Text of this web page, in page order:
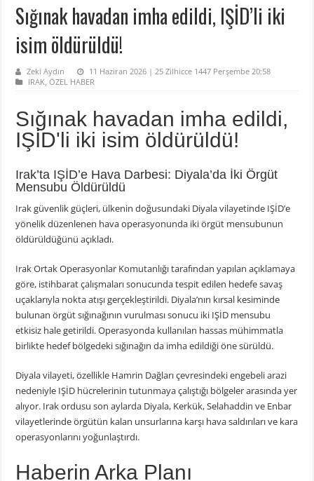
Sığınak havadan imha edildi, IŞİD’li iki
isim öldürüldü!
Zeki Aydın
11 Haziran 2026 | 25 Zilhicce 1447 Perşembe 20:58
IRAK ,ÖZEL HABER
Sığınak havadan imha edildi,
IŞİD'li iki isim öldürüldü!
Irak’ta IŞİD’e Hava Darbesi: Diyala’da İki Örgüt
Mensubu Öldürüldü
Irak güvenlik güçleri, ülkenin doğusundaki Diyala vilayetinde IŞİD’e
yönelik düzenlenen hava operasyonunda iki örgüt mensubunun
öldürüldüğünü açıkladı.
Irak Ortak Operasyonlar Komutanlığı tarafından yapılan açıklamaya
göre, istihbarat çalışmaları sonucunda tespit edilen hedefe savaş
uçaklarıyla nokta atışı gerçekleştirildi. Diyala’nın kırsal kesiminde
bulunan örgüt sığınağının vurulması sonucu iki IŞİD mensubu
etkisiz hale getirildi. Operasyonda kullanılan hassas mühimmatla
birlikte hedef bölgedeki sığınağın da imha edildiği öne sürüldü.
Diyala vilayeti, özellikle Hamrin Dağları çevresindeki engebeli arazi
nedeniyle IŞİD hücrelerinin tutunmaya çalıştığı bölgeler arasında yer
alıyor. Irak ordusu son aylarda Diyala, Kerkük, Selahaddin ve Enbar
vilayetlerinde örgütün kalan unsurlarına karşı hava saldırıları ve kara
operasyonlarını yoğunlaştırdı.
Haberin Arka Planı